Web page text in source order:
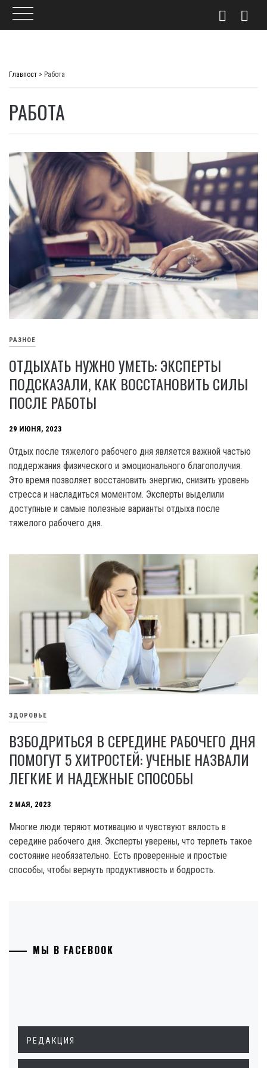
Главпост > Работа
РАБОТА
РАЗНОЕ
ОТДЫХАТЬ НУЖНО УМЕТЬ: ЭКСПЕРТЫ
ПОДСКАЗАЛИ, КАК ВОССТАНОВИТЬ СИЛЫ
ПОСЛЕ РАБОТЫ
29 ИЮНЯ, 2023
Отдых после тяжелого рабочего дня является важной частью
поддержания физического и эмоционального благополучия.
Это время позволяет восстановить энергию, снизить уровень
стресса и насладиться моментом. Эксперты выделили
доступные и самые полезные варианты отдыха после
тяжелого рабочего дня.
ЗДОРОВЬЕ
ВЗБОДРИТЬСЯ В СЕРЕДИНЕ РАБОЧЕГО ДНЯ
ПОМОГУТ 5 ХИТРОСТЕЙ: УЧЕНЫЕ НАЗВАЛИ
ЛЕГКИЕ И НАДЕЖНЫЕ СПОСОБЫ
2 МАЯ, 2023
Многие люди теряют мотивацию и чувствуют вялость в
середине рабочего дня. Эксперты уверены, что терпеть такое
состояние необязательно. Есть проверенные и простые
способы, чтобы вернуть продуктивность и бодрость.
МЫ В FACEBOOK
РЕДАКЦИЯ